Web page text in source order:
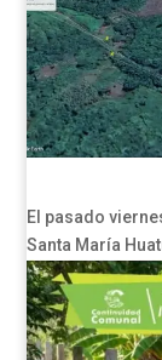
El pasado
Santa María